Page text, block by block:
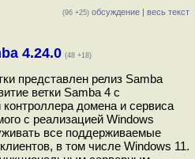
(96 +25) обсуждение | весь текст
4.24.0 (48 +18)
представлен релиз Samba
ветки Samba 4 с
домена и сервиса
с реализацией Windows
все поддерживаемые
в том числе Windows 11.